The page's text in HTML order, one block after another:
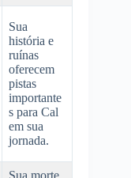
Sua
história e
ruínas
oferecem
pistas
importante
s para Cal
em sua
jornada.